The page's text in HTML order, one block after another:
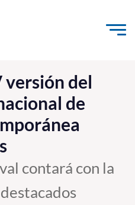
versión del
de
contará con la